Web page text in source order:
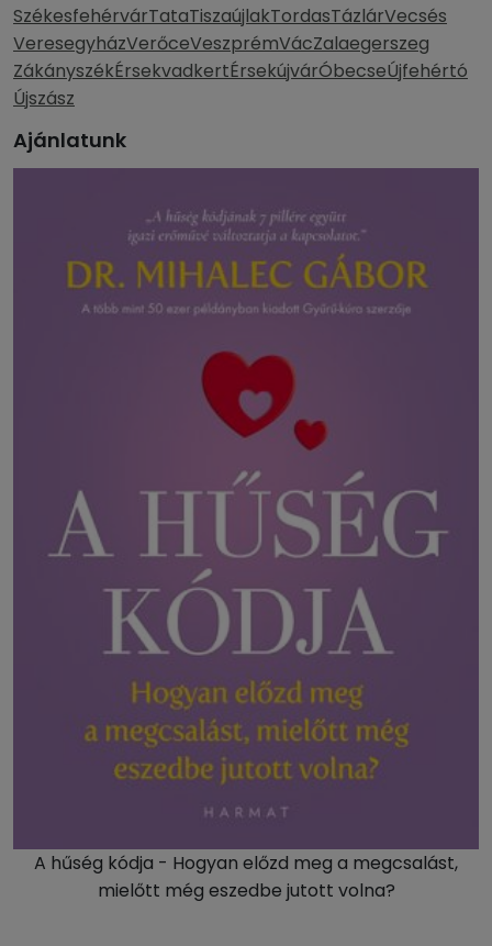
SzékesfehérvárTataTiszaújlakTordasTázlárVecsés
VeresegyházVerőceVeszprémVácZalaegerszeg
ZákányszékÉrsekvadkertÉrsekújvárÓbecseÚjfehértó
Újszász
Ajánlatunk
A hűség kódja - Hogyan előzd meg a megcsalást,
mielőtt még eszedbe jutott volna?